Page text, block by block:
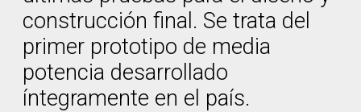
construcción final. Se trata del
primer prototipo de media
potencia desarrollado
íntegramente en el país.